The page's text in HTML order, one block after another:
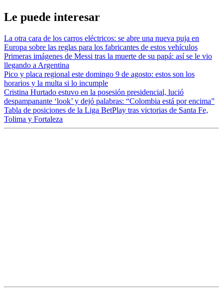
Le puede interesar
La otra cara de los carros eléctricos: se abre una nueva puja en
Europa sobre las reglas para los fabricantes de estos vehículos
Primeras imágenes de Messi tras la muerte de su papá: así se le vio
llegando a Argentina
Pico y placa regional este domingo 9 de agosto: estos son los
horarios y la multa si lo incumple
Cristina Hurtado estuvo en la posesión presidencial, lució
despampanante ‘look’ y dejó palabras: “Colombia está por encima”
Tabla de posiciones de la Liga BetPlay tras victorias de Santa Fe,
Tolima y Fortaleza